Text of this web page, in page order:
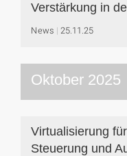
Verstärkung in
News 25.11.25
Oktober 2025
Virtualisierung
Steuerung und